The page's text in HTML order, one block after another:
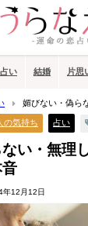
い 結婚 片思
媚びない・偽ら
の気持ち 占い
い・無理
年12月12日